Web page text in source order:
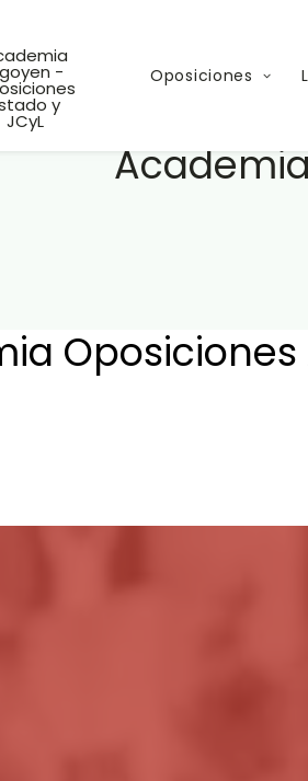
Oposiciones
Oposiciones